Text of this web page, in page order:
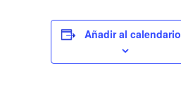
Añadir al calendario